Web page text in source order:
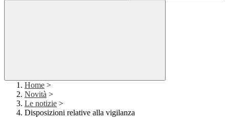
Home >
Novità >
Le notizie >
Disposizioni relative alla vigilanza